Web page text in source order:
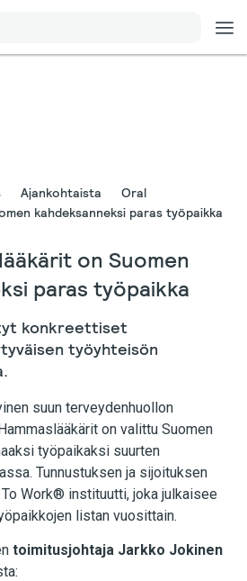
Ajankohtaista
Oral
kahdeksanneksi paras työpaikka
on Suomen
paras työpaikka
konkreettiset
työyhteisön
suun terveydenhuollon
on valittu Suomen
työpaikaksi suurten
Tunnustuksen ja sijoituksen
Work® instituutti, joka julkaisee
listan vuosittain.
toimitusjohtaja Jarkko Jokinen